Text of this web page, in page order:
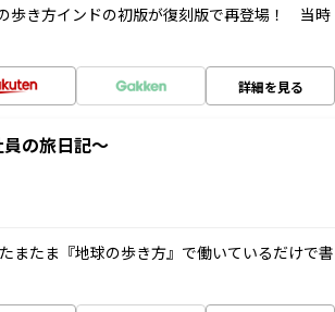
歩き方インドの初版が復刻版で再登場！ 当時
詳細を見る
の旅日記～
またま『地球の歩き方』で働いているだけで書